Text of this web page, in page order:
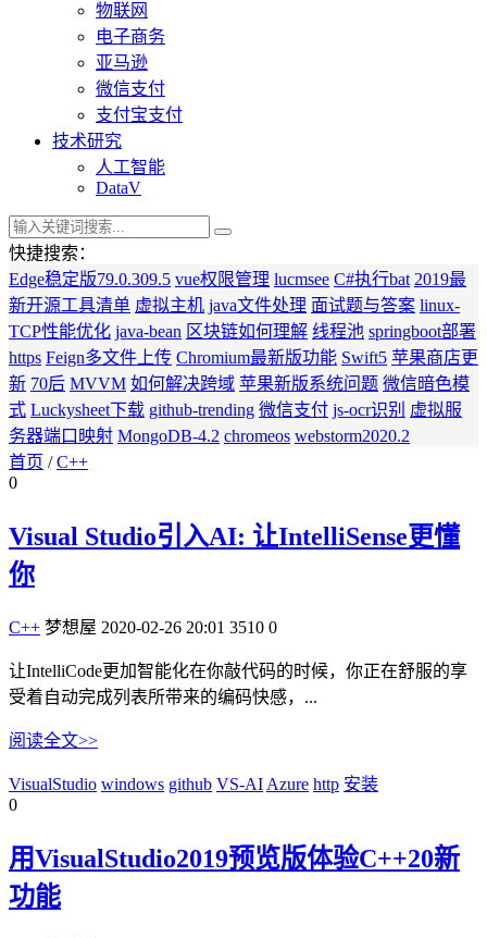
物联网
电子商务
亚马逊
微信支付
支付宝支付
技术研究
人工智能
DataV
快捷搜索：
Edge稳定版79.0.309.5 vue权限管理 lucmsee C#执行bat 2019最
新开源工具清单 虚拟主机 java文件处理 面试题与答案 linux-
TCP性能优化 java-bean 区块链如何理解 线程池 springboot部署
https Feign多文件上传 Chromium最新版功能 Swift5 苹果商店更
新 70后 MVVM 如何解决跨域 苹果新版系统问题 微信暗色模
式 Luckysheet下载 github-trending 微信支付 js-ocr识别 虚拟服
务器端口映射 MongoDB-4.2 chromeos webstorm2020.2
首页 /C++
0
Visual Studio引入AI: 让IntelliSense更懂
你
C++ 梦想屋 2020-02-26 20:01 3510 0
让IntelliCode更加智能化在你敲代码的时候，你正在舒服的享
受着自动完成列表所带来的编码快感，...
阅读全文>>
VisualStudio windows github VS-AI Azure http 安装
0
用VisualStudio2019预览版体验C++20新
功能